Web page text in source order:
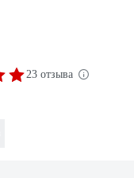
23 отзыва